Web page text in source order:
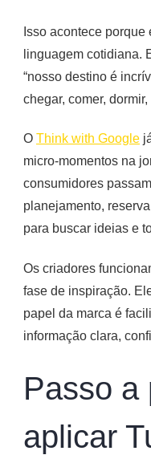
Isso acontece
linguagem cotidiana.
“nosso destino é
chegar, comer,
O Think with Google
micro-momentos na
consumidores
planejamento,
para buscar ideias e
Os criadores
fase de inspiração.
papel da marca é
informação clara,
Passo a
aplicar